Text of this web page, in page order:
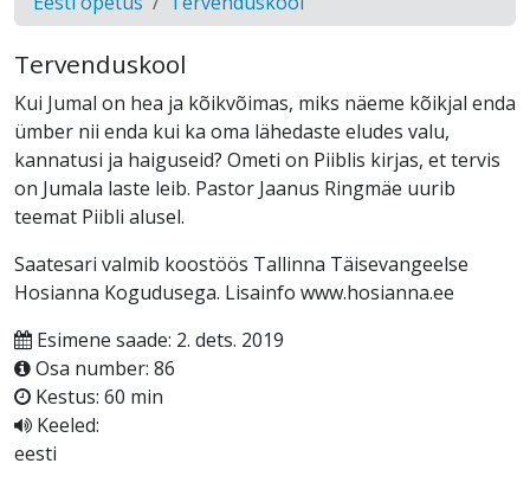
Tervenduskool
Kui Jumal on hea ja kõikvõimas, miks näeme kõikjal enda
ümber nii enda kui ka oma lähedaste eludes valu,
kannatusi ja haiguseid? Ometi on Piiblis kirjas, et tervis
on Jumala laste leib. Pastor Jaanus Ringmäe uurib
teemat Piibli alusel.
Saatesari valmib koostöös Tallinna Täisevangeelse
Hosianna Kogudusega. Lisainfo www.hosianna.ee
Esimene saade: 2. dets. 2019
Osa number: 86
Kestus: 60 min
Keeled:
eesti